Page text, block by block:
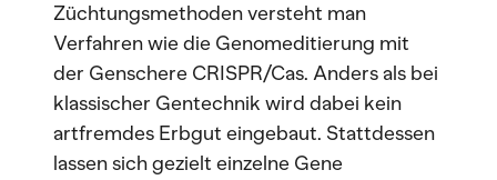
Züchtungsmethoden versteht man
Verfahren wie die Genomeditierung mit
der Genschere CRISPR/Cas. Anders als bei
klassischer Gentechnik wird dabei kein
artfremdes Erbgut eingebaut. Stattdessen
lassen sich gezielt einzelne Gene